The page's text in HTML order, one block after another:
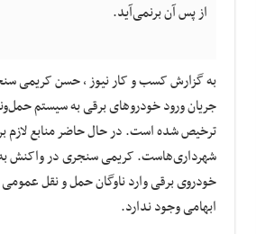
از پس آن برنمی‌آید.
به گزارش کسب و کار نیوز ، حسن کریمی‌
ترخیص شده است. در حال حاضر منابع لازم
شهرداری‌هاست. کریمی‌ ‌‌سنجری در واکنش
خودروی برقی وارد ناوگان حمل و نقل
ابهامی وجود ندارد.